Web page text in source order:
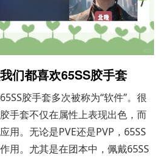
们都喜欢65SS胶手套
胶手套多次被称为“软件”。很
手套不仅在属性上表现出色，而
用。无论是PVE还是PVP，65SS
用。尤其是在团本中，佩戴65SS